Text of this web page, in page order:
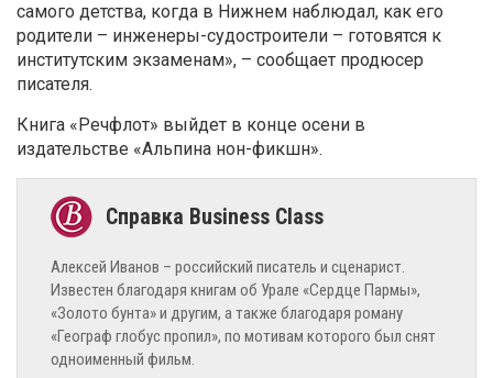
самого детства, когда в Нижнем наблюдал, как его
родители – инженеры-судостроители – готовятся к
институтским экзаменам», – сообщает продюсер
писателя.
Книга «Речфлот» выйдет в конце осени в
издательстве «Альпина нон-фикшн».
Алексей Иванов – российский писатель и сценарист.
Известен благодаря книгам об Урале «Сердце Пармы»,
«Золото бунта» и другим, а также благодаря роману
«Географ глобус пропил», по мотивам которого был снят
одноименный фильм.